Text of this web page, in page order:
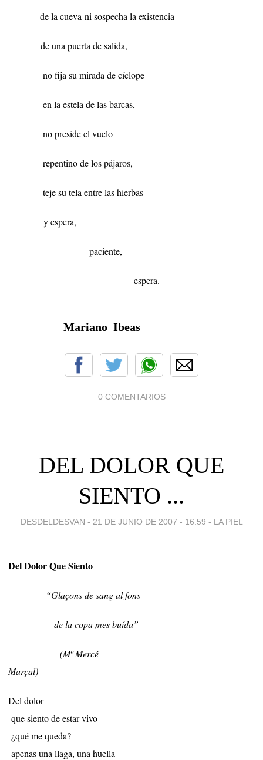
de la cueva ni sospecha la existencia
de una puerta de salida,
no fija su mirada de cíclope
en la estela de las barcas,
no preside el vuelo
repentino de los pájaros,
teje su tela entre las hierbas
y espera,
paciente,
espera.
Mariano Ibeas
0 COMENTARIOS
DEL DOLOR QUE
SIENTO ...
DESDELDESVAN - 21 DE JUNIO DE 2007 - 16:59 - LA PIEL
Del Dolor Que Siento
“Glaçons de sang al fons
de la copa mes buída”
(Mª Mercé
Marçal)
Del dolor
que siento de estar vivo
¿qué me queda?
apenas una llaga, una huella